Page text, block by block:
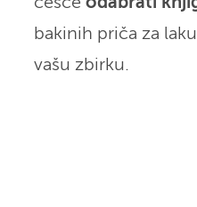
bakinih priča za
vašu zbirku.